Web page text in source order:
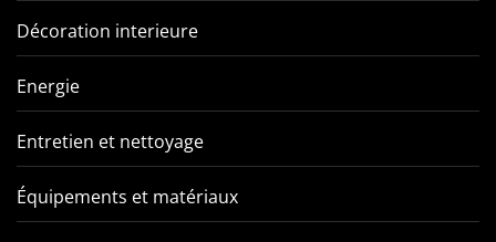
Décoration interieure
Energie
Entretien et nettoyage
Équipements et matériaux